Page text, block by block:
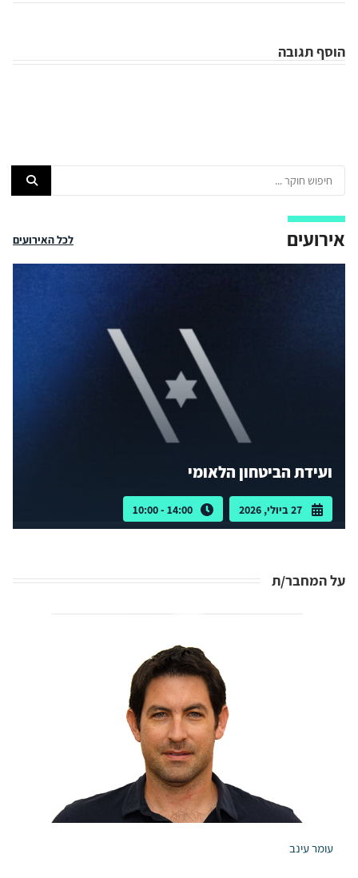
הוסף תגובה
אירועים לכל האירועים
ועידת הביטחון הלאומי
27 ביולי, 2026 14:00 - 10:00
על המחבר/ת
עומר עינב